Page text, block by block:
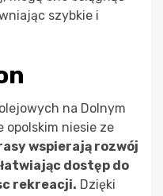
szybkie i
na Dolnym
opolskim niesie ze
wspierają rozwój
dostęp do
rekreacji. Dzięki